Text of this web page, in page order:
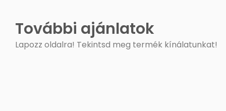
További ajánlatok
Lapozz oldalra! Tekintsd meg termék kínálatunkat!